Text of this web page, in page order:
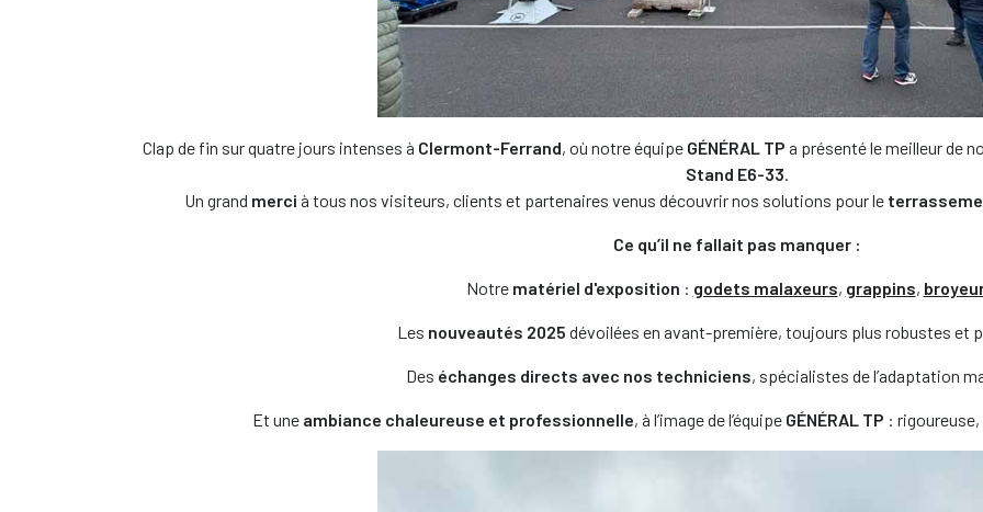
Clap de fin sur quatre jours intenses à Clermont-Ferrand, où notre équipe GÉNÉRAL TP a présenté le meilleur de
Stand E6-33.
Un grand merci à tous nos visiteurs, clients et partenaires venus découvrir nos solutions pour le
Ce qu’il ne fallait pas manquer :
Notre matériel d'exposition : godets malaxeurs, grappins,
Les nouveautés 2025 dévoilées en avant-première, toujours plus robustes et
Des échanges directs avec nos techniciens, spécialistes de l’adaptation
Et une ambiance chaleureuse et professionnelle, à l’image de l’équipe GÉNÉRAL TP :